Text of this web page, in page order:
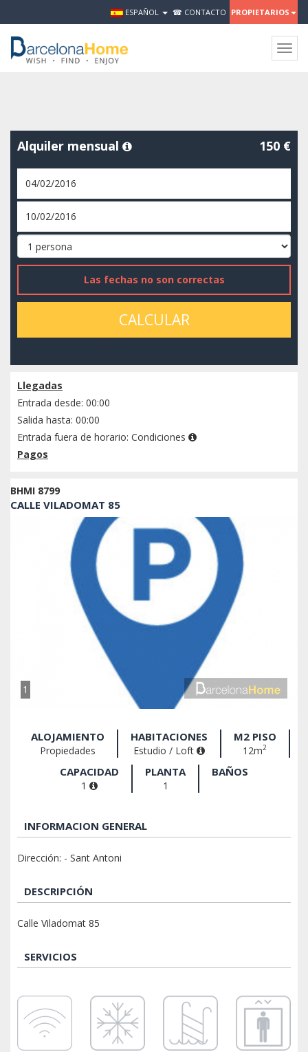
ESPAÑOL ☎ CONTACTO PROPIETARIOS
Alquiler mensual 150 €
Las fechas no son correctas
CALCULAR
Llegadas
Entrada desde: 00:00
Salida hasta: 00:00
Entrada fuera de horario: Condiciones
Pagos
BHMI 8799
CALLE VILADOMAT 85
1
ALOJAMIENTO
Propiedades
HABITACIONES
Estudio / Loft
M2 PISO
12m2
CAPACIDAD
1
PLANTA
1
BAÑOS
INFORMACION GENERAL
Dirección: - Sant Antoni
DESCRIPCIÓN
Calle Viladomat 85
SERVICIOS